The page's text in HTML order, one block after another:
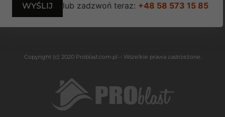
lub zadzwoń teraz: +48 58 573 15 85
Copyright (c) 2020 Problast.com.pl – Wszelkie prawa zastrzeżone.